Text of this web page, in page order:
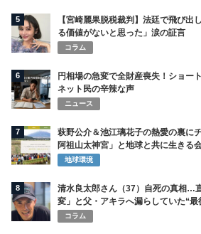
5
【宮崎麗果脱税裁判】法廷で飛び
る価値がないと思った」涙の証言
コラム
6
円相場の急変で全財産喪失！ショー
ネット民の辛辣な声
ニュース
7
萩野公介＆池江璃花子の熱愛の裏に
阿祖山太神宮」と地球と共に生きる
地球環境
8
清水良太郎さん（37）自死の真相…
変」と父・アキラへ漏らしていた“最
コラム